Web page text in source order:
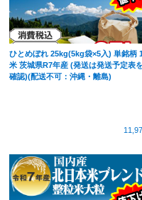
ひとめぼれ 25kg(5kg袋×5入) 単銘柄
米 茨城県R7年産 (発送は発送予定表
確認)(配送不可：沖縄・離島)